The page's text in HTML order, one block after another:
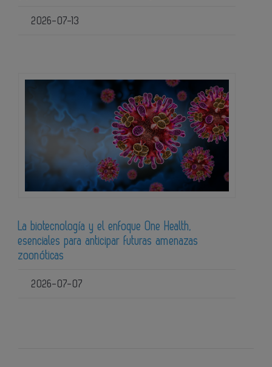
2026-07-13
La biotecnología y el enfoque One Health,
esenciales para anticipar futuras amenazas
zoonóticas
2026-07-07